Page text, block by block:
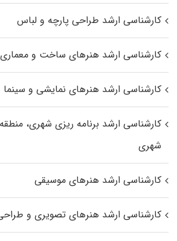
کارشناسی ارشد طراحی پارچه و لباس
کارشناسی ارشد هنرهای ساخت و معماری
کارشناسی ارشد هنرهای نمایشی و سینما
کارشناسی ارشد برنامه ریزی شهری،
شهری
کارشناسی ارشد هنرهای موسیقی
کارشناسی ارشد هنرهای تصویری و